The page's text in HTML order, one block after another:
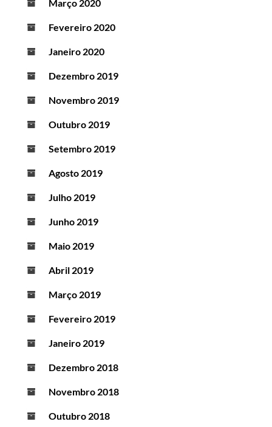
Março 2020
Fevereiro 2020
Janeiro 2020
Dezembro 2019
Novembro 2019
Outubro 2019
Setembro 2019
Agosto 2019
Julho 2019
Junho 2019
Maio 2019
Abril 2019
Março 2019
Fevereiro 2019
Janeiro 2019
Dezembro 2018
Novembro 2018
Outubro 2018